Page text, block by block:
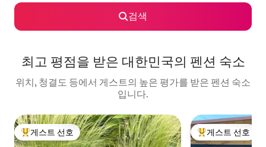
검색
최고 평점을 받은 대한민국의 펜션 숙소
위치, 청결도 등에서 게스트의 높은 평가를 받은 펜션 숙소
입니다.
상위 게스트 선호
게스트 선호 상위 게스트 선호
게스트 선호